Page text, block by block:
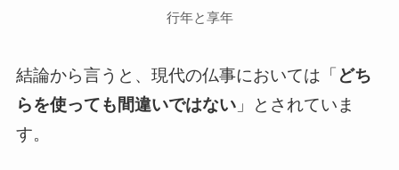
行年と享年
結論から言うと、現代の仏事においては「 どち
らを使っても間違いではない」とされていま
す。